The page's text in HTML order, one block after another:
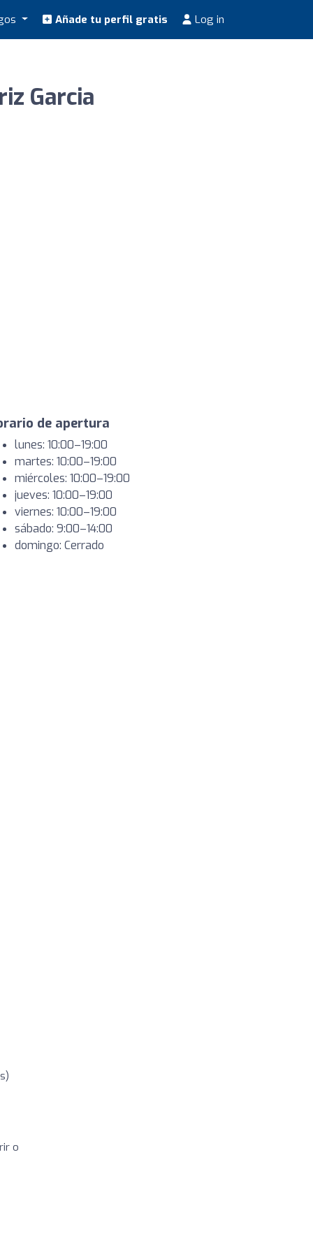
Añade tu perfil gratis Log in
Garcia
de apertura
lunes: 10:00–19:00
martes: 10:00–19:00
miércoles: 10:00–19:00
jueves: 10:00–19:00
viernes: 10:00–19:00
sábado: 9:00–14:00
domingo: Cerrado
o